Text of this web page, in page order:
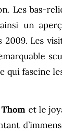
Les bas-
un
Les
qui fascine
et le